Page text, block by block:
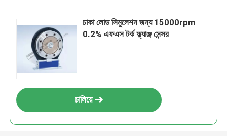
চাকা লোড সিমুলেশন জন্য 15000rpm
0.2% এফএস টর্ক ফ্ল্যাঞ্জ সেন্সর
চালিয়ে